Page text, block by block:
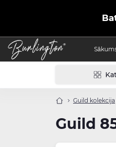
Guild kolekcija
Guild